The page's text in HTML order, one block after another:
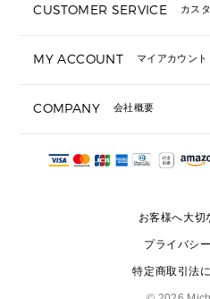
▶ 小物
定期ケース・カード
サン
スニー
▶ ウ
CUSTOMER SERVICE カス
ギフト用にラッピングができま
ショッピングバッグを購入商品
注文後に完了メールが受信でき
サイズ交換はできますか？
MY ACCOUNT マイアカウント
COMPANY 会社概要
会社概要
お客様へ大切
プライバシ
特定商取引法